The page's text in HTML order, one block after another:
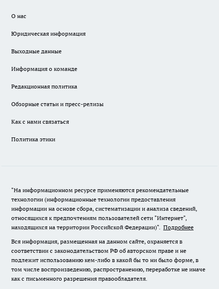
О нас
Юридическая информация
Выходные данные
Информация о команде
Редакционная политика
Обзорные статьи и пресс-релизы
Как с нами связаться
Политика этики
"На информационном ресурсе применяются рекомендательные
технологии (информационные технологии предоставления
информации на основе сбора, систематизации и анализа сведений,
относящихся к предпочтениям пользователей сети "Интернет",
находящихся на территории Российской Федерации)". Подробнее
Вся информация, размещенная на данном сайте, охраняется в
соответствии с законодательством РФ об авторском праве и не
подлежит использованию кем-либо в какой бы то ни было форме, в
том числе воспроизведению, распространению, переработке не иначе
как с письменного разрешения правообладателя.